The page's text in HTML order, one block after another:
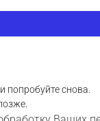
попробуйте снова.